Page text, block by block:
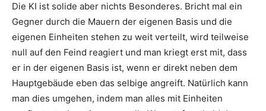
Die KI ist solide aber nichts Besonderes. Bricht mal ein
Gegner durch die Mauern der eigenen Basis und die
eigenen Einheiten stehen zu weit verteilt, wird teilweise
null auf den Feind reagiert und man kriegt erst mit, dass
er in der eigenen Basis ist, wenn er direkt neben dem
Hauptgebäude eben das selbige angreift. Natürlich kann
man dies umgehen, indem man alles mit Einheiten